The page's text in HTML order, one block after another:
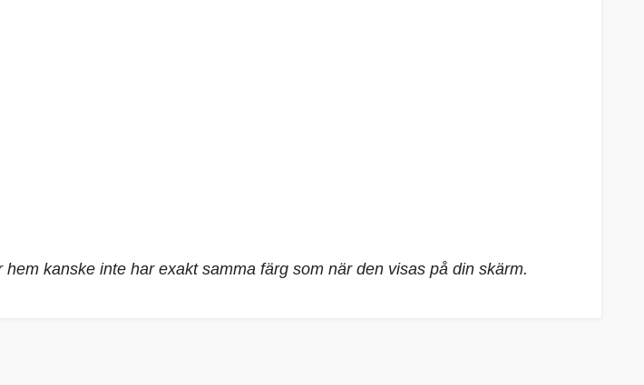
kanske inte har exakt samma färg som när den visas på din skärm.